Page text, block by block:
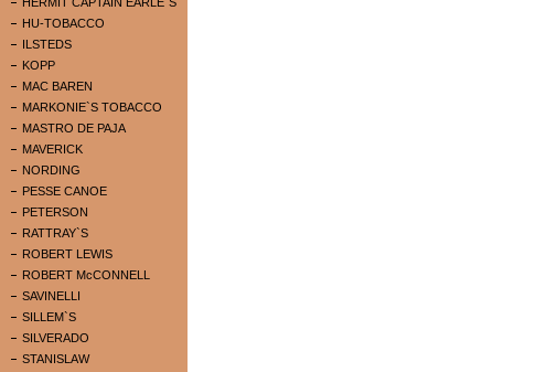
HU-TOBACCO
ILSTEDS
KOPP
MAC BAREN
MARKONIE`S TOBACCO
MASTRO DE PAJA
MAVERICK
NORDING
PESSE CANOE
PETERSON
RATTRAY`S
ROBERT LEWIS
ROBERT McCONNELL
SAVINELLI
SILLEM`S
SILVERADO
STANISLAW